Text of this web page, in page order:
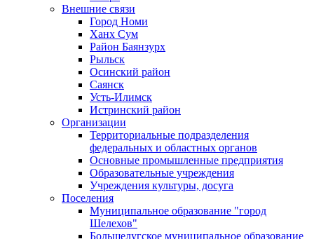
Внешние связи
Город Номи
Ханх Сум
Район Баянзурх
Рыльск
Осинский район
Саянск
Усть-Илимск
Истринский район
Организации
Территориальные подразделения
федеральных и областных органов
Основные промышленные предприятия
Образовательные учреждения
Учреждения культуры, досуга
Поселения
Муниципальное образование "город
Шелехов"
Большелугское муниципальное образование